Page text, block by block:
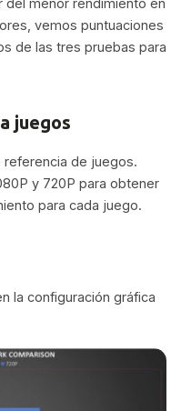
del menor rendimiento en
vemos puntuaciones
de las tres pruebas para
juegos
de juegos.
y 720P para obtener
para cada juego.
la configuración gráfica